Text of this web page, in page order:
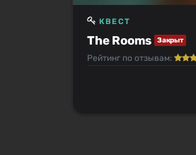
The Rooms Закрыт
КВЕСТ
Рейтинг по отзывам: